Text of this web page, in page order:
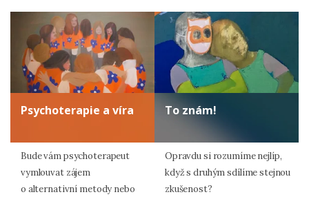
Psychoterapie a víra
Bude vám psychoterapeut
vymlouvat zájem
o alternativní metody nebo
To znám!
Opravdu si rozumíme nejlíp,
když s druhým sdílíme stejnou
zkušenost?